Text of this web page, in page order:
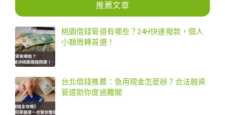
推薦文章
桃園借錢管道有哪些？24H快速撥款，個人
小額周轉首選！
台北借錢推薦：急用現金怎麼辦？合法融資
管道助你度過難關